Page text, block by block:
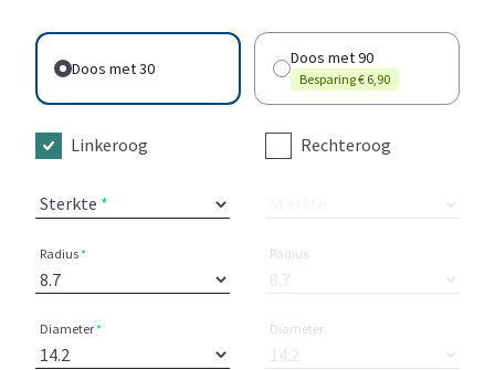
Doos met 30
Doos met 90
Besparing € 6,90
Linkeroog
Sterkte
Radius
Diameter
Rechteroog
Radius
Diameter